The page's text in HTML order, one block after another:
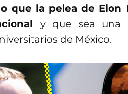
que la pelea de Elon
y que sea una
de México.